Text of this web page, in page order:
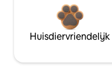
Huisdiervriendelijk